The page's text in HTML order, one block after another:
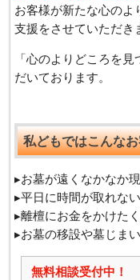
お客様が新たな心のよ
支援をさせていただき
「心のよりどころを
だいております。
私どもではこんな
▸お墓が遠くなかなか
▸平日に時間が取れな
▸離檀にお金をかけた
▸お墓の移設や墓じま
無料相談受付中！